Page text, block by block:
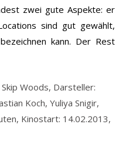
zwei gute Aspekte: er
sind gut gewählt,
kann. Der Rest
Woods, Darsteller:
Koch, Yuliya Snigir,
Kinostart: 14.02.2013,